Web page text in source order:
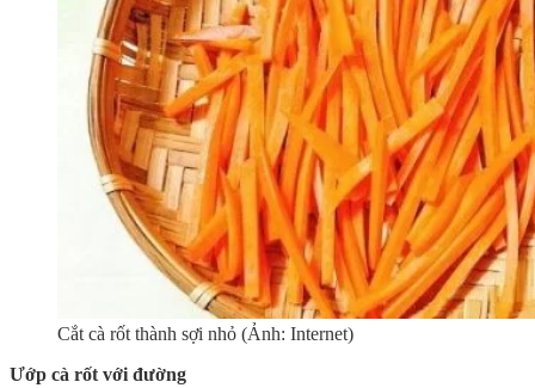
Cắt cà rốt thành sợi nhỏ (Ảnh: Internet)
Ướp cà rốt với đường